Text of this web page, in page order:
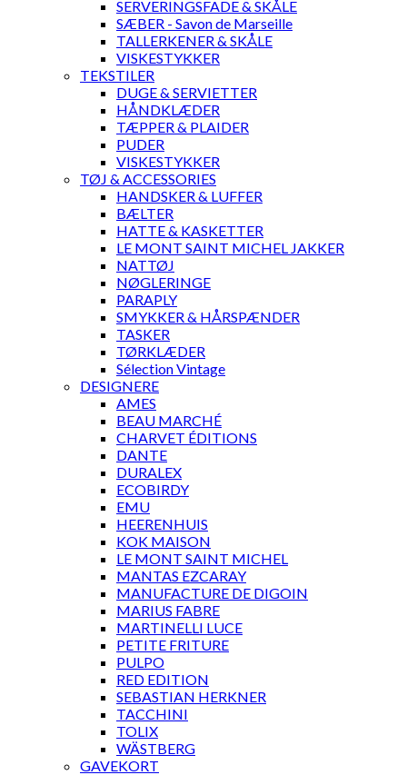
SERVERINGSFADE & SKÅLE
SÆBER - Savon de Marseille
TALLERKENER & SKÅLE
VISKESTYKKER
TEKSTILER
DUGE & SERVIETTER
HÅNDKLÆDER
TÆPPER & PLAIDER
PUDER
VISKESTYKKER
TØJ & ACCESSORIES
HANDSKER & LUFFER
BÆLTER
HATTE & KASKETTER
LE MONT SAINT MICHEL JAKKER
NATTØJ
NØGLERINGE
PARAPLY
SMYKKER & HÅRSPÆNDER
TASKER
TØRKLÆDER
Sélection Vintage
DESIGNERE
AMES
BEAU MARCHÉ
CHARVET ÉDITIONS
DANTE
DURALEX
ECOBIRDY
EMU
HEERENHUIS
KOK MAISON
LE MONT SAINT MICHEL
MANTAS EZCARAY
MANUFACTURE DE DIGOIN
MARIUS FABRE
MARTINELLI LUCE
PETITE FRITURE
PULPO
RED EDITION
SEBASTIAN HERKNER
TACCHINI
TOLIX
WÄSTBERG
GAVEKORT